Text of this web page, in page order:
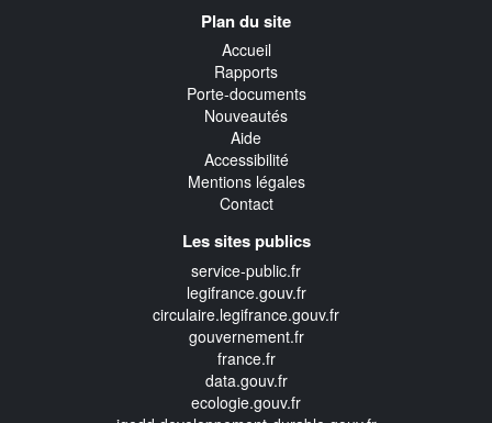
Plan du site
Accueil
Rapports
Porte-documents
Nouveautés
Aide
Accessibilité
Mentions légales
Contact
Les sites publics
service-public.fr
legifrance.gouv.fr
circulaire.legifrance.gouv.fr
gouvernement.fr
france.fr
data.gouv.fr
ecologie.gouv.fr